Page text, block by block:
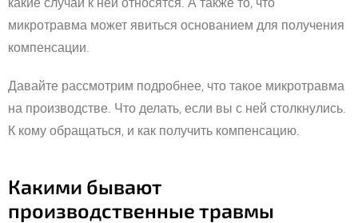
микротравма может явиться основанием для получения
компенсации.
Давайте рассмотрим подробнее, что такое микротравма
на производстве. Что делать, если вы с ней столкнулись.
К кому обращаться, и как получить компенсацию.
Какими бывают
производственные травмы